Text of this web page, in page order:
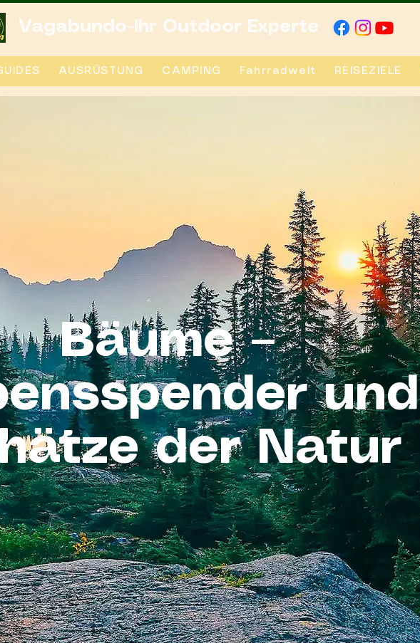
Vagabundo-Ihr Outdoor Experte
AUSRÜSTUNG CAMPING Fahrradwelt REISEZIELE
Bäume –
und
der Natur